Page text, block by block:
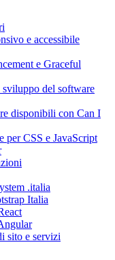
e accessibile
e Graceful
del software
disponibili con Can I
per CSS e JavaScript
.italia
Italia
sito e servizi